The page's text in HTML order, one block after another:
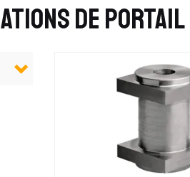
DE PORTAIL